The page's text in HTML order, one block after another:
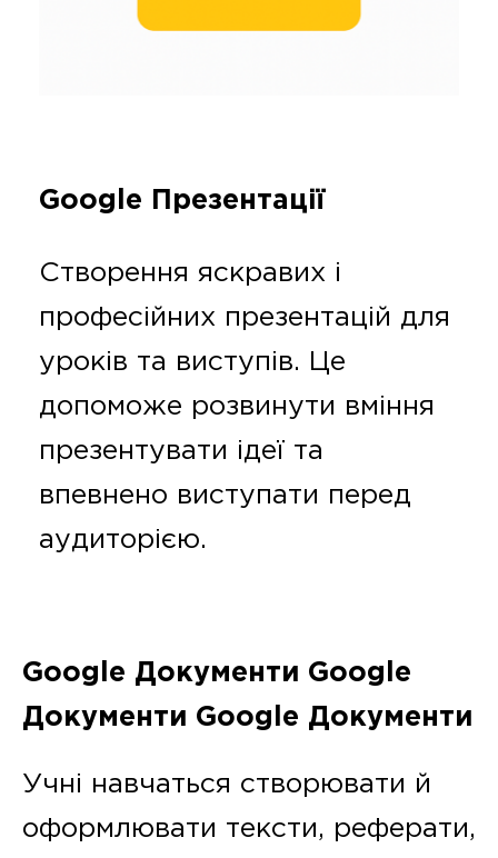
Google Презентації
Створення яскравих і
професійних презентацій для
уроків та виступів. Це
допоможе розвинути вміння
презентувати ідеї та
впевнено виступати перед
аудиторією.
Google Документи Google
Документи Google Документи
Учні навчаться створювати й
оформлювати тексти, реферати,